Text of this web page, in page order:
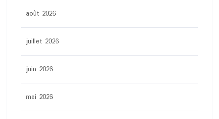
août 2026
juillet 2026
juin 2026
mai 2026